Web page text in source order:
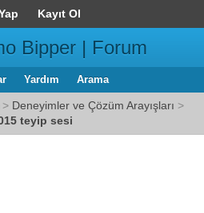
Kayıt Ol
Bipper | Forum
Yardım Arama
> Deneyimler ve Çözüm Arayışları >
teyip sesi